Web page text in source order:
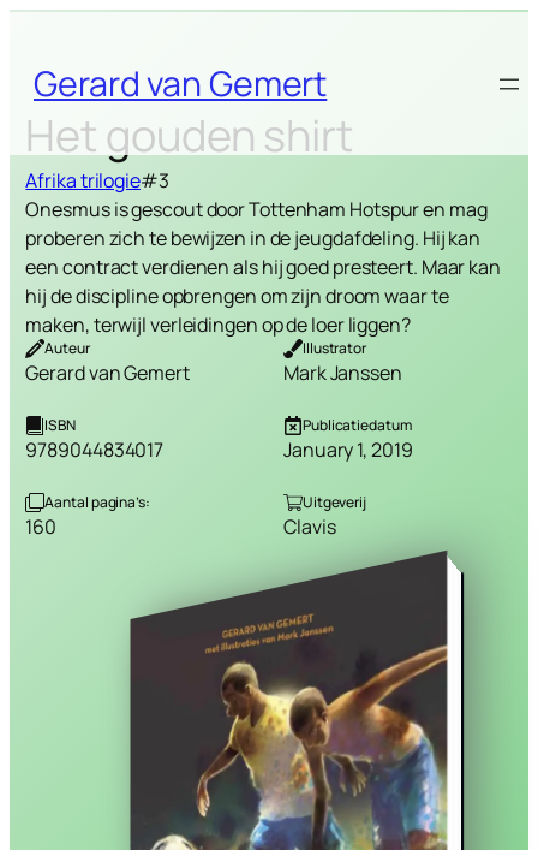
Skip
content
Gerard van Gemert
Het gouden shirt
Afrika trilogie#3
Onesmus is gescout door Tottenham Hotspur en mag
proberen zich te bewijzen in de jeugdafdeling. Hij kan
een contract verdienen als hij goed presteert. Maar kan
hij de discipline opbrengen om zijn droom waar te
maken, terwijl verleidingen op de loer liggen?
Auteur
Gerard van Gemert
Illustrator
Mark Janssen
ISBN
9789044834017
Publicatiedatum
January 1, 2019
Aantal pagina’s:
160
Uitgeverij
Clavis